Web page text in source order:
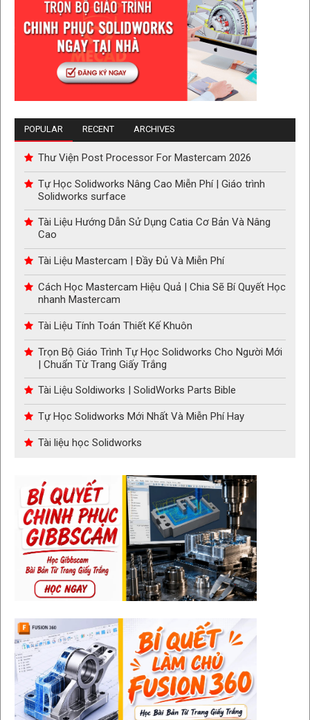
POPULAR RECENT ARCHIVES
Thư Viện Post Processor For Mastercam 2026
Tự Học Solidworks Nâng Cao Miễn Phí | Giáo trình
Solidworks surface
Tài Liệu Hướng Dẫn Sử Dụng Catia Cơ Bản Và Nâng
Cao
Tài Liệu Mastercam | Đầy Đủ Và Miễn Phí
Cách Học Mastercam Hiệu Quả | Chia Sẽ Bí Quyết Học
nhanh Mastercam
Tài Liệu Tính Toán Thiết Kế Khuôn
Trọn Bộ Giáo Trình Tự Học Solidworks Cho Người Mới
| Chuẩn Từ Trang Giấy Trắng
Tài Liệu Soldiworks | SolidWorks Parts Bible
Tự Học Solidworks Mới Nhất Và Miễn Phí Hay
Tài liệu học Solidworks